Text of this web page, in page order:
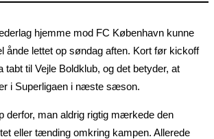
hjemme mod FC København kunne
ånde lettet op søndag aften. Kort før kickoff
tabt til Vejle Boldklub, og det betyder, at
i Superligaen i næste sæson.
derfor, man aldrig rigtig mærkede den
eller tænding omkring kampen. Allerede